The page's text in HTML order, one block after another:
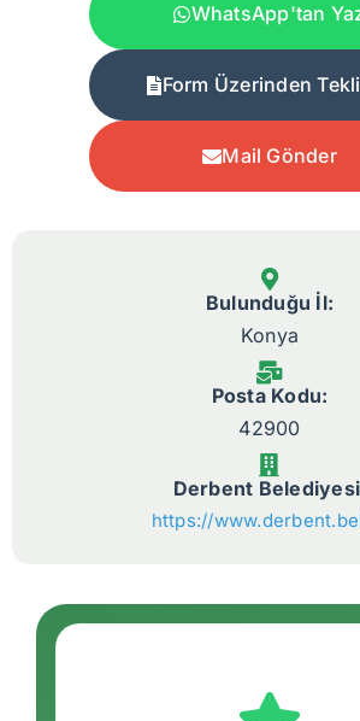
WhatsApp'tan
Form Üzerinden
Mail Gönder
Bulunduğu İl:
Konya
Posta Kodu:
42900
Derbent
https://